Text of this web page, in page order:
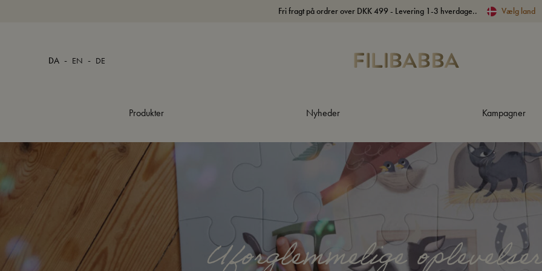
Fri fragt på ordrer over DKK 499 - Levering 1-3 hverdage.. Vælg land
DA - EN - DE
Produkter Nyheder Kampagner